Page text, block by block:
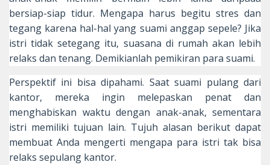
bersiap-siap tidur. Mengapa harus begitu stres dan
tegang karena hal-hal yang suami anggap sepele? Jika
istri tidak setegang itu, suasana di rumah akan lebih
relaks dan tenang. Demikianlah pemikiran para suami.
Perspektif ini bisa dipahami. Saat suami pulang dari
kantor, mereka ingin melepaskan penat dan
menghabiskan waktu dengan anak-anak, sementara
istri memiliki tujuan lain. Tujuh alasan berikut dapat
membuat Anda mengerti mengapa para istri tak bisa
relaks sepulang kantor.